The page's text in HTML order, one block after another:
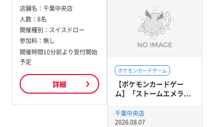
店舗名： 千葉中央店
人数： 8名
開催種別： スイスドロー
参加料： 無し
開催時間10分前より受付開始
予定
詳細
ポケモンカードゲーム
【ポケモンカードゲー
ム】「ストームエメラ...
千葉中央店
2026.08.07